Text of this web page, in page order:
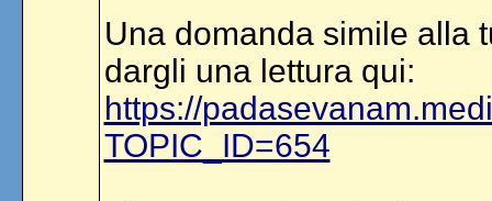
Una domanda simile alla
dargli una lettura qui:
https://
TOPIC_ID=654